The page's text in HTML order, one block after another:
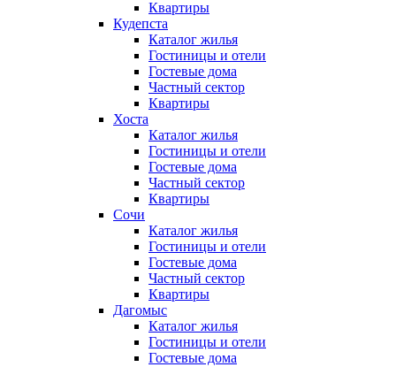
Квартиры
Кудепста
Каталог жилья
Гостиницы и отели
Гостевые дома
Частный сектор
Квартиры
Хоста
Каталог жилья
Гостиницы и отели
Гостевые дома
Частный сектор
Квартиры
Сочи
Каталог жилья
Гостиницы и отели
Гостевые дома
Частный сектор
Квартиры
Дагомыс
Каталог жилья
Гостиницы и отели
Гостевые дома